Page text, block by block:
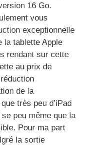
16 Go.
vous
exceptionnelle
la tablette Apple
rendant sur cette
au prix de
de la
très peu d’iPad
peu même que la
Pour ma part
la sortie